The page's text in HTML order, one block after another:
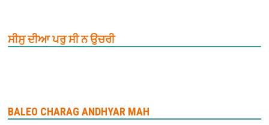
ਸੀਸੁ ਦੀਆ ਪਰੁ ਸੀ ਨ ਉਚਰੀ
BALEO CHARAG ANDHYAR MAH